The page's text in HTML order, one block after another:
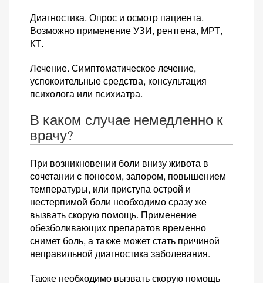
Диагностика. Опрос и осмотр пациента.
Возможно применение УЗИ, рентгена, МРТ,
КТ.
Лечение. Симптоматическое лечение,
успокоительные средства, консультация
психолога или психиатра.
В каком случае немедленно к
врачу?
При возникновении боли внизу живота в
сочетании с поносом, запором, повышением
температуры, или приступа острой и
нестерпимой боли необходимо сразу же
вызвать скорую помощь. Применение
обезболивающих препаратов временно
снимет боль, а также может стать причиной
неправильной диагностика заболевания.
Также необходимо вызвать скорую помощь